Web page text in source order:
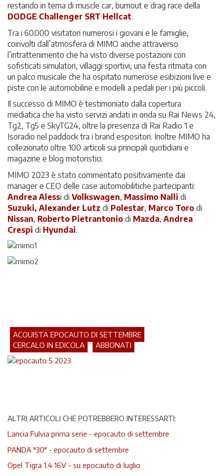
restando in tema di muscle car, burnout e drag race della
DODGE Challenger SRT Hellcat.
Tra i 60.000 visitatori numerosi i giovani e le famiglie,
coinvolti dall’atmosfera di MIMO anche attraverso
l’intrattenimento che ha visto diverse postazioni con
sofisticati simulatori, villaggi sportivi, una festa ritmata con
un palco musicale che ha ospitato numerose esibizioni live e
piste con le automobiline e modelli a pedali per i più piccoli.
Il successo di MIMO è testimoniato dalla copertura
mediatica che ha visto servizi andati in onda su Rai News 24,
Tg2, Tg5 e SkyTG24, oltre la presenza di Rai Radio 1 e
Isoradio nel paddock tra i brand espositori. Inoltre MIMO ha
collezionato oltre 100 articoli sui principali quotidiani e
magazine e blog motoristici.
MIMO 2023 è stato commentato positivamente dai
manager e CEO delle case automobilitiche partecipanti:
Andrea Alessi di Volkswagen, Massimo Nalli di
Suzuki, Alexander Lutz di Polestar, Marco Toro di
Nissan, Roberto Pietrantonio di Mazda, Andrea
Crespi di Hyundai.
ACQUISTA EPOCAUTO DI SETTEMBRE
CERCALO IN EDICOLA
ABBONATI
ALTRI ARTICOLI CHE POTREBBERO INTERESSARTI:
Lancia Fulvia prima serie - epocauto di settembre
PANDA "30" - epocauto di settembre
Opel Tigra 1.4 16V - su epocauto di luglio